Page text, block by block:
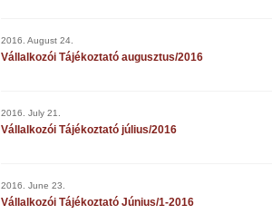
2016. August 24.
Vállalkozói Tájékoztató augusztus/2016
2016. July 21.
Vállalkozói Tájékoztató július/2016
2016. June 23.
Vállalkozói Tájékoztató Június/1-2016